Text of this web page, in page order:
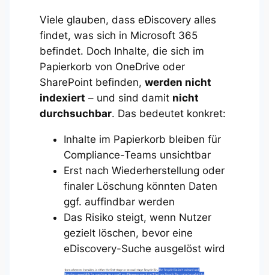
Viele glauben, dass eDiscovery alles
findet, was sich in Microsoft 365
befindet. Doch Inhalte, die sich im
Papierkorb von OneDrive oder
SharePoint befinden, werden nicht
indexiert – und sind damit nicht
durchsuchbar. Das bedeutet konkret:
Inhalte im Papierkorb bleiben für
Compliance-Teams unsichtbar
Erst nach Wiederherstellung oder
finaler Löschung könnten Daten
ggf. auffindbar werden
Das Risiko steigt, wenn Nutzer
gezielt löschen, bevor eine
eDiscovery-Suche ausgelöst wird